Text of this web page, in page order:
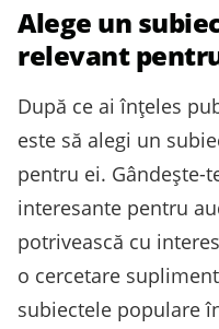
Alege un
relevant
După ce ai înțeles
este să alegi un
pentru ei. Gândește-
interesante pentru
potrivească cu
o cercetare
subiectele populare